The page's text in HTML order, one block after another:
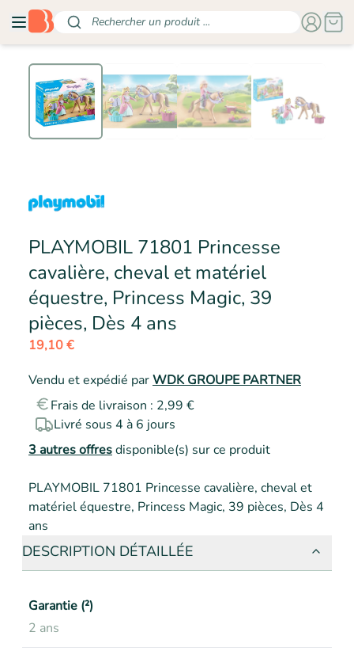
Rechercher un produit ...
PLAYMOBIL 71801 Princesse
cavalière, cheval et matériel
équestre, Princess Magic, 39
pièces, Dès 4 ans
19,10 €
Vendu et expédié parWDK GROUPE PARTNER
Frais de livraison : 2,99 €
Livré sous 4 à 6 jours
3 autres offresdisponible(s) sur ce produit
PLAYMOBIL 71801 Princesse cavalière, cheval et
matériel équestre, Princess Magic, 39 pièces, Dès 4
ans
DESCRIPTION DÉTAILLÉE
Garantie (²)
2 ans